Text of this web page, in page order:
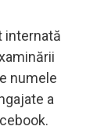
internată
numele
a